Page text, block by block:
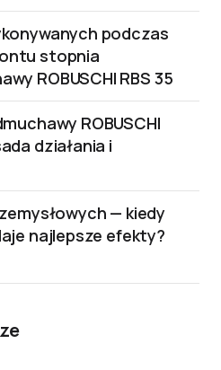
podczas
stopnia
ROBUSCHI RBS 35
ROBUSCHI
działania i
— kiedy
najlepsze efekty?